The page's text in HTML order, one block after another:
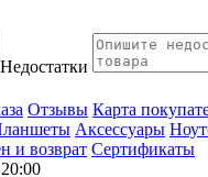
Недостатки
Отзывы Карта
Аксессуары
и возврат Сертификаты